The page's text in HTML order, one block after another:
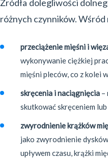
Źródła dolegliwości
różnych czynników. Wśród
przeciążenie mięśni i
wykonywanie ciężkiej
mięśni pleców, co z kolei
skręcenia i naciągnięcia –
skutkować skręceniem
zwyrodnienie krążków
jako zwyrodnienie
upływem czasu, krążki